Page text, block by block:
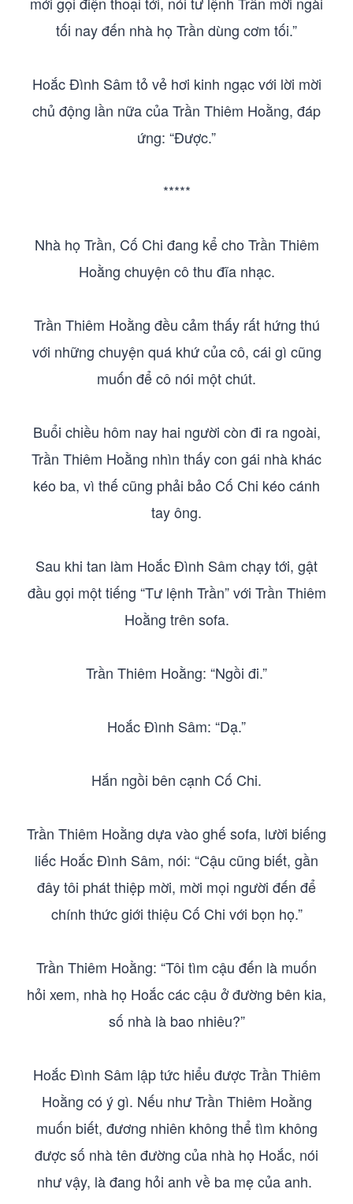
tối nay đến nhà họ Trần dùng cơm tối.”
Hoắc Đình Sâm tỏ vẻ hơi kinh ngạc với lời mời
chủ động lần nữa của Trần Thiêm Hoằng, đáp
ứng: “Được.”
*****
Nhà họ Trần, Cố Chi đang kể cho Trần Thiêm
Hoằng chuyện cô thu đĩa nhạc.
Trần Thiêm Hoằng đều cảm thấy rất hứng thú
với những chuyện quá khứ của cô, cái gì cũng
muốn để cô nói một chút.
Buổi chiều hôm nay hai người còn đi ra ngoài,
Trần Thiêm Hoằng nhìn thấy con gái nhà khác
kéo ba, vì thế cũng phải bảo Cố Chi kéo cánh
tay ông.
Sau khi tan làm Hoắc Đình Sâm chạy tới, gật
đầu gọi một tiếng “Tư lệnh Trần” với Trần Thiêm
Hoằng trên sofa.
Trần Thiêm Hoằng: “Ngồi đi.”
Hoắc Đình Sâm: “Dạ.”
Hắn ngồi bên cạnh Cố Chi.
Trần Thiêm Hoằng dựa vào ghế sofa, lười biếng
liếc Hoắc Đình Sâm, nói: “Cậu cũng biết, gần
đây tôi phát thiệp mời, mời mọi người đến để
chính thức giới thiệu Cố Chi với bọn họ.”
Trần Thiêm Hoằng: “Tôi tìm cậu đến là muốn
hỏi xem, nhà họ Hoắc các cậu ở đường bên kia,
số nhà là bao nhiêu?”
Hoắc Đình Sâm lập tức hiểu được Trần Thiêm
Hoằng có ý gì. Nếu như Trần Thiêm Hoằng
muốn biết, đương nhiên không thể tìm không
được số nhà tên đường của nhà họ Hoắc, nói
như vậy, là đang hỏi anh về ba mẹ của anh.